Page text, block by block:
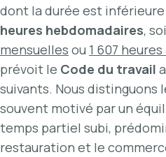
dont la durée est inférieure
heures hebdomadaires,
mensuelles ou 1 607
prévoit le Code du travail
suivants. Nous distinguons
souvent motivé par un
temps partiel subi,
restauration et le